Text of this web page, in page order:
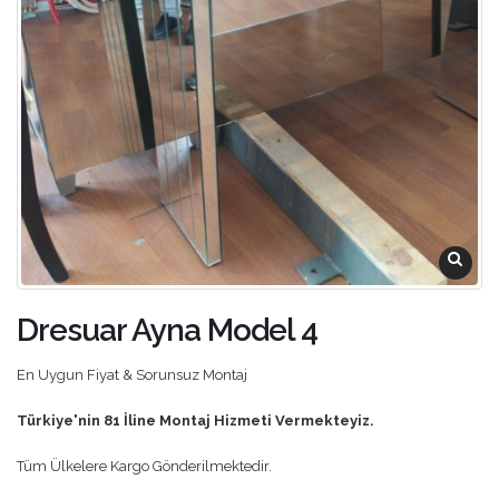
Dresuar Ayna Model 4
En Uygun Fiyat & Sorunsuz Montaj
Türkiye'nin 81 İline Montaj Hizmeti Vermekteyiz.
Tüm Ülkelere Kargo Gönderilmektedir.